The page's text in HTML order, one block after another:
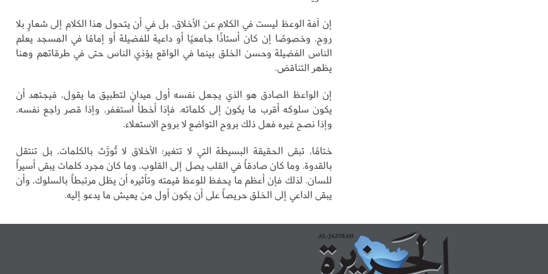
إن آفة الوعظ ليست في الكلام عن الأخلاق، بل في أن يتحول هذا الكلام إلى شعارٍ بلا
روح. وخصوصًا إن كان أستاذًا جامعيًا أو داعية للفضيلة أو إمامًا في المسجد يعلم
الناس الفضيلة وحسن الخلق بينما في الواقع يؤذي الناس حتى في طرقاتهم وهنا
يظهر التناقض.
إن الواعظ الصادق هو الذي يجعل نفسه أول ميدانٍ لتطبيق ما يقول، فيجتهد أن
يكون سلوكه أقرب ما يكون إلى كلماته. فإذا أخطأ استغفر، وإذا قصر راجع نفسه،
وإذا نصح غيره فعل ذلك بروح التواضع لا بروح الاستعلاء.
ختامًا، تبقى الحقيقة البسيطة التي لا تتغير: الأخلاق لا تُورَّث بالكلمات، بل تنتقل
بالقدوة. وما كان صادقاً في القلب يصل إلى القلوب، وما كان مجرد كلمات يبقى أسيراً
للسان. لذلك فإن أعظم ما يحفظ للوعظ قيمته وتأثيره أن يظل مرتبطاً بالسلوك، وأن
يبقى الداعي إلى الخلق حريصاً على أن يكون أول من يعيش ما يدعو إليه.